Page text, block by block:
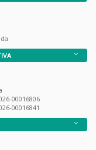
00016806
00016841